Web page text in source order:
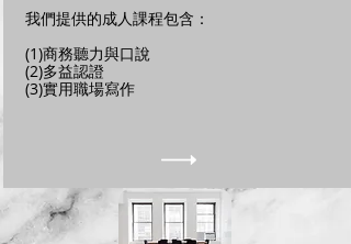
我們提供的成人課程包含：
(1)商務聽力與口說
(2)多益認證
(3)實用職場寫作